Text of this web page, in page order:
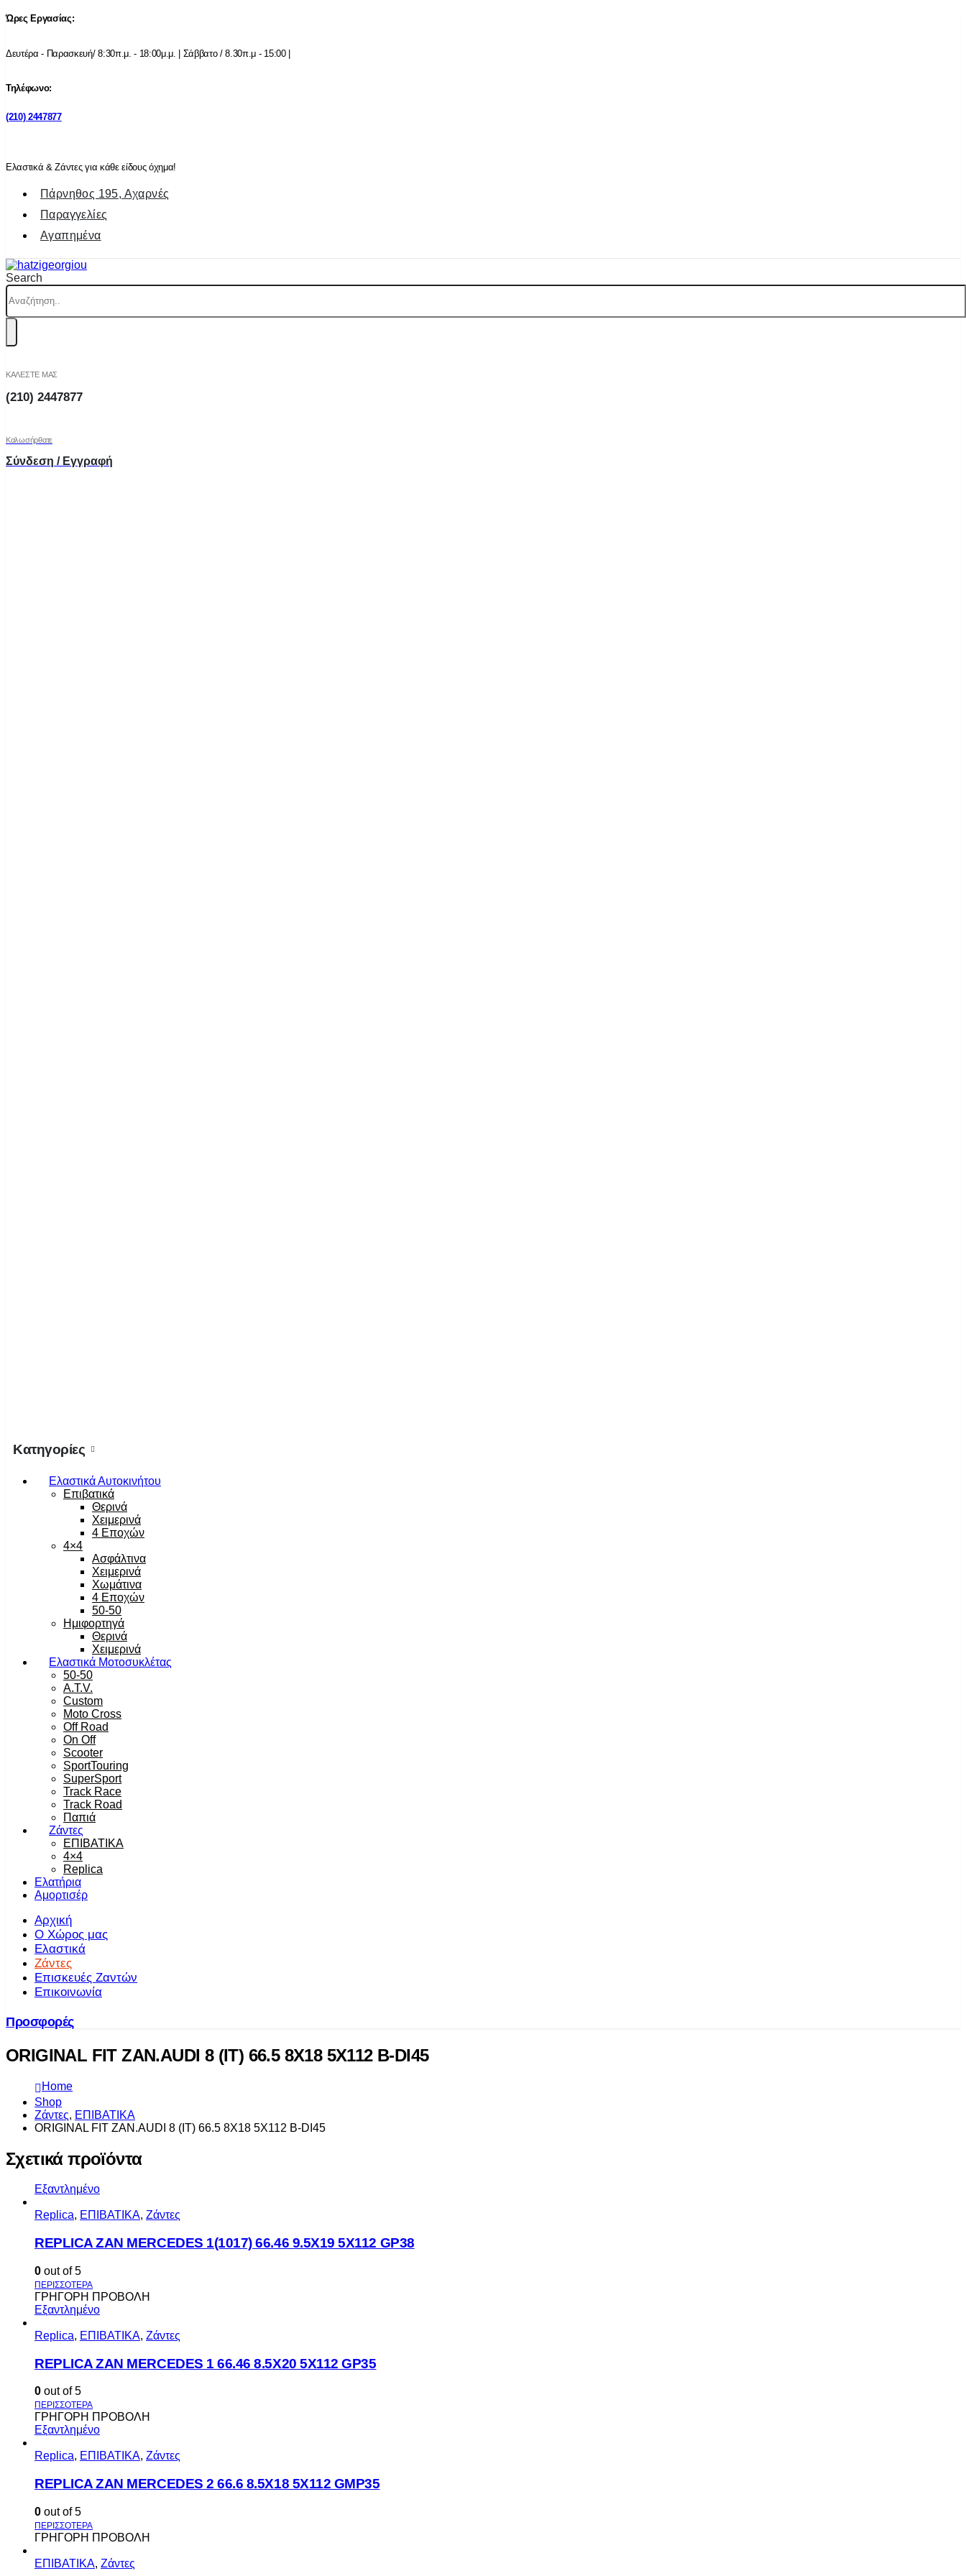
Ώρες Εργασίας:
Δευτέρα - Παρασκευή/ 8:30π.μ. - 18:00μ.μ. | Σάββατο / 8.30π.μ - 15:00 |
Τηλέφωνο:
(210) 2447877
Ελαστικά & Ζάντες για κάθε είδους όχημα!
Πάρνηθος 195, Αχαρνές
Παραγγελίες
Αγαπημένα
Search
ΚΑΛΕΣΤΕ ΜΑΣ
(210) 2447877
Καλωσήρθατε
Σύνδεση / Εγγραφή
Κατηγορίες
Ελαστικά Αυτοκινήτου
Επιβατικά
Θερινά
Χειμερινά
4 Εποχών
4×4
Ασφάλτινα
Χειμερινά
Χωμάτινα
4 Εποχών
50-50
Ημιφορτηγά
Θερινά
Χειμερινά
Ελαστικά Μοτοσυκλέτας
50-50
A.T.V.
Custom
Moto Cross
Off Road
On Off
Scooter
SportTouring
SuperSport
Track Race
Track Road
Παπιά
Ζάντες
ΕΠΙΒΑΤΙΚΑ
4×4
Replica
Ελατήρια
Αμορτισέρ
Αρχική
Ο Χώρος μας
Ελαστικά
Ζάντες
Επισκευές Ζαντών
Επικοινωνία
Προσφορές
ORIGINAL FIT ZAN.AUDI 8 (IT) 66.5 8X18 5X112 B-DI45
Home
Shop
Ζάντες, ΕΠΙΒΑΤΙΚΑ
ORIGINAL FIT ZAN.AUDI 8 (IT) 66.5 8X18 5X112 B-DI45
Σχετικά προϊόντα
Εξαντλημένο
Replica, ΕΠΙΒΑΤΙΚΑ, Ζάντες
REPLICA ZAN MERCEDES 1(1017) 66.46 9.5X19 5X112 GP38
0 out of 5
ΓΡΗΓΟΡΗ ΠΡΟΒΟΛΗ
Εξαντλημένο
Replica, ΕΠΙΒΑΤΙΚΑ, Ζάντες
REPLICA ZAN MERCEDES 1 66.46 8.5X20 5X112 GP35
0 out of 5
ΓΡΗΓΟΡΗ ΠΡΟΒΟΛΗ
Εξαντλημένο
Replica, ΕΠΙΒΑΤΙΚΑ, Ζάντες
REPLICA ZAN MERCEDES 2 66.6 8.5X18 5X112 GMP35
0 out of 5
ΓΡΗΓΟΡΗ ΠΡΟΒΟΛΗ
ΕΠΙΒΑΤΙΚΑ, Ζάντες